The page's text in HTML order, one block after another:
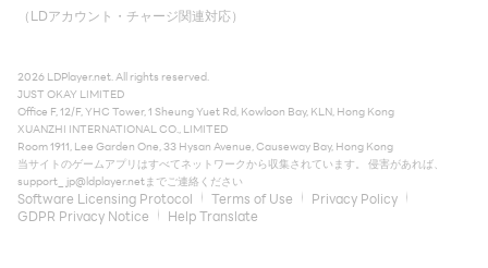
（LDアカウント・チャージ関連対応）
2026 LDPlayer.net. All rights reserved.
JUST OKAY LIMITED
Office F, 12/F, YHC Tower, 1 Sheung Yuet Rd, Kowloon Bay, KLN, Hong Kong
XUANZHI INTERNATIONAL CO., LIMITED
Room 1911, Lee Garden One, 33 Hysan Avenue, Causeway Bay, Hong Kong
当サイトのゲームアプリはすべてネットワークから収集されています。 侵害があれば、
support_jp@ldplayer.netまでご連絡ください
Software Licensing Protocol Terms of Use
Privacy Policy
GDPR Privacy Notice
Help Translate